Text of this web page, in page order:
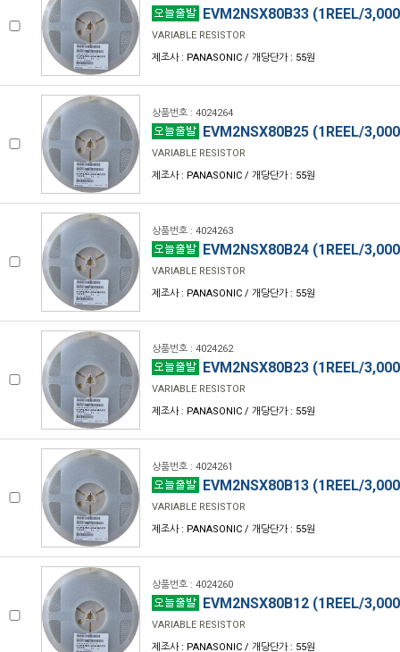
EVM2NSX80B33 (1REEL/
VARIABLE RESISTOR
제조사 : PANASONIC / 개당단가 : 55원
상품번호 : 4024264
EVM2NSX80B25 (1REEL/
VARIABLE RESISTOR
제조사 : PANASONIC / 개당단가 : 55원
상품번호 : 4024263
EVM2NSX80B24 (1REEL/
VARIABLE RESISTOR
제조사 : PANASONIC / 개당단가 : 55원
상품번호 : 4024262
EVM2NSX80B23 (1REEL/
VARIABLE RESISTOR
제조사 : PANASONIC / 개당단가 : 55원
상품번호 : 4024261
EVM2NSX80B13 (1REEL/
VARIABLE RESISTOR
제조사 : PANASONIC / 개당단가 : 55원
상품번호 : 4024260
EVM2NSX80B12 (1REEL/
VARIABLE RESISTOR
제조사 : PANASONIC / 개당단가 : 55원